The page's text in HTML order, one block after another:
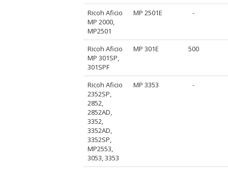
Ricoh Aficio
MP 2000,
MP2501
MP 2501E -
Ricoh Aficio
MP 301SP,
301SPF
MP 301E 500
Ricoh Aficio
2352SP,
2852,
2852AD,
3352,
3352AD,
3352SP,
MP2553,
3053, 3353
MP 3353 -